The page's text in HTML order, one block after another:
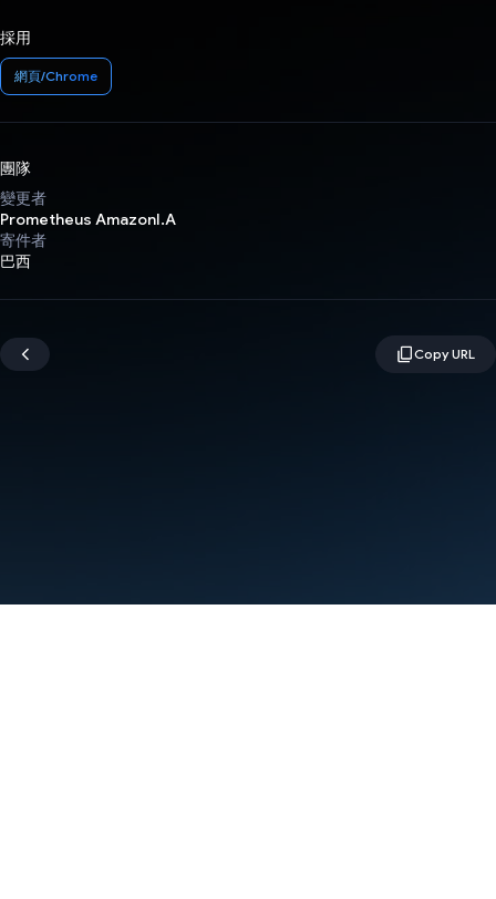
採用
網頁/Chrome
團隊
變更者
Prometheus AmazonI.A
寄件者
巴西